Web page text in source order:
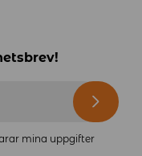
mina uppgifter